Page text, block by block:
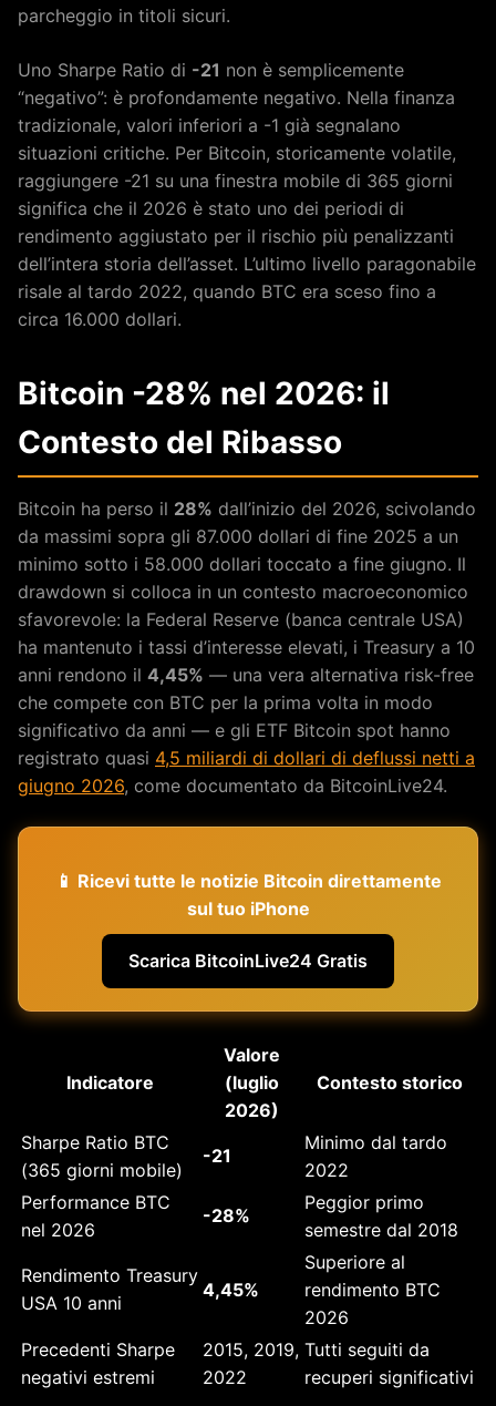
parcheggio in titoli sicuri.
Uno Sharpe Ratio di -21 non è semplicemente
“negativo”: è profondamente negativo. Nella finanza
tradizionale, valori inferiori a -1 già segnalano
situazioni critiche. Per Bitcoin, storicamente volatile,
raggiungere -21 su una finestra mobile di 365 giorni
significa che il 2026 è stato uno dei periodi di
rendimento aggiustato per il rischio più penalizzanti
dell’intera storia dell’asset. L’ultimo livello paragonabile
risale al tardo 2022, quando BTC era sceso fino a
circa 16.000 dollari.
Bitcoin -28% nel 2026: il
Contesto del Ribasso
Bitcoin ha perso il 28% dall’inizio del 2026, scivolando
da massimi sopra gli 87.000 dollari di fine 2025 a un
minimo sotto i 58.000 dollari toccato a fine giugno. Il
drawdown si colloca in un contesto macroeconomico
sfavorevole: la Federal Reserve (banca centrale USA)
ha mantenuto i tassi d’interesse elevati, i Treasury a 10
anni rendono il 4,45% — una vera alternativa risk-free
che compete con BTC per la prima volta in modo
significativo da anni — e gli ETF Bitcoin spot hanno
registrato quasi 4,5 miliardi di dollari di deflussi netti a
giugno 2026, come documentato da BitcoinLive24.
📱 Ricevi tutte le notizie Bitcoin direttamente
sul tuo iPhone
Scarica BitcoinLive24 Gratis
Indicatore
Valore
(luglio
2026)
Contesto storico
Sharpe Ratio BTC
(365 giorni mobile)
-21
Minimo dal tardo
2022
Performance BTC
nel 2026
-28%
Peggior primo
semestre dal 2018
Rendimento Treasury
USA 10 anni
4,45%
Superiore al
rendimento BTC
2026
Precedenti Sharpe
negativi estremi
2015, 2019,
2022
Tutti seguiti da
recuperi significativi